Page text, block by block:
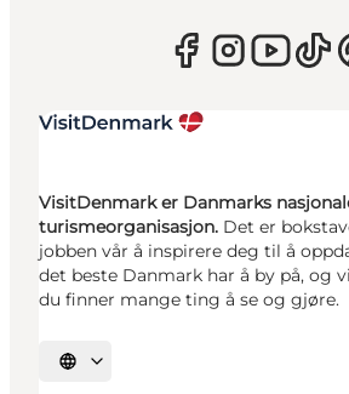
VisitDenmark er Danmarks
turismeorganisasjon. Det er
jobben vår å inspirere deg til å
det beste Danmark har å by på, og
du finner mange ting å se og gjøre.
Velg språk